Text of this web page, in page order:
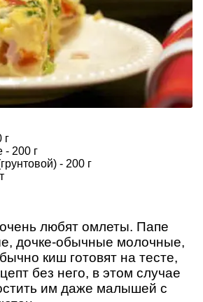
г
200 г
- 200 г
любят омлеты. Папе
дочке-обычные молочные,
киш готовят на тесте,
без него, в этом случае
им даже малышей с